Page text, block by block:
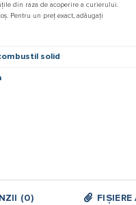
din raza de acoperire a curierului.
Pentru un preț exact, adăugați
solid
(0)